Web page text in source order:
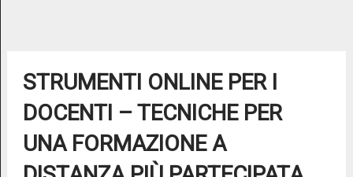
STRUMENTI ONLINE PER I
DOCENTI – TECNICHE PER
UNA FORMAZIONE A